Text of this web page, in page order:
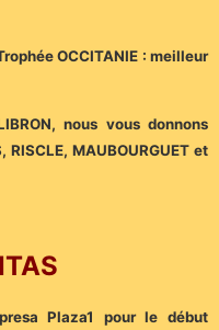
OCCITANIE : meilleur
nous vous donnons
RISCLE, MAUBOURGUET et
Plaza1 pour le début